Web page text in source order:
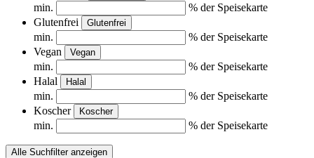
min.
% der Speisekarte
Glutenfrei
Glutenfrei
min.
% der Speisekarte
Vegan
Vegan
min.
% der Speisekarte
Halal
Halal
min.
% der Speisekarte
Koscher
Koscher
min. % der Speisekarte
Alle Suchfilter anzeigen